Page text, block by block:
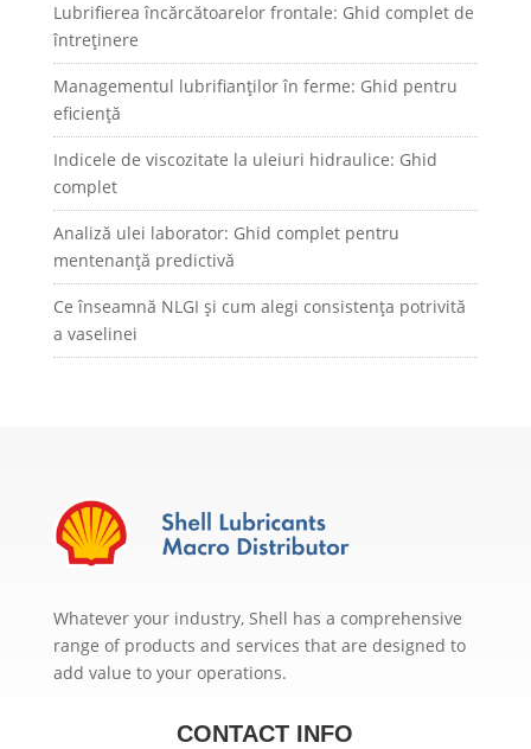
Lubrifierea încărcătoarelor frontale: Ghid complet de
întreținere
Managementul lubrifianților în ferme: Ghid pentru
eficiență
Indicele de viscozitate la uleiuri hidraulice: Ghid
complet
Analiză ulei laborator: Ghid complet pentru
mentenanță predictivă
Ce înseamnă NLGI și cum alegi consistența potrivită
a vaselinei
Whatever your industry, Shell has a comprehensive
range of products and services that are designed to
add value to your operations.
CONTACT INFO